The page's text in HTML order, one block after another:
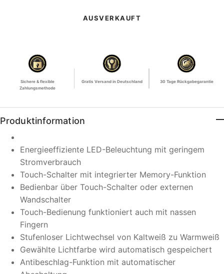
AUSVERKAUFT
Sichere & flexible
Zahlungsmethode
Gratis Versand in Deutschland 30 Tage Rückgabegarantie
Produktinformation
Energieeffiziente LED-Beleuchtung mit geringem
Stromverbrauch
Touch-Schalter mit integrierter Memory-Funktion
Bedienbar über Touch-Schalter oder externen
Wandschalter
Touch-Bedienung funktioniert auch mit nassen
Fingern
Stufenloser Lichtwechsel von Kaltweiß zu Warmweiß
Gewählte Lichtfarbe wird automatisch gespeichert
Antibeschlag-Funktion mit automatischer